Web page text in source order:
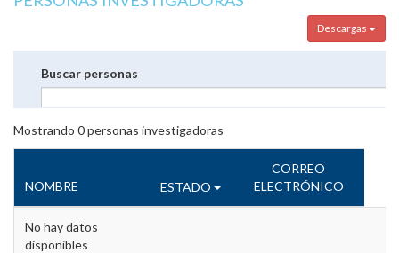
Descargas
Buscar personas
Mostrando 0personas investigadoras
NOMBRE ESTADO
CORREO
ELECTRÓNICO
No hay datos
disponibles